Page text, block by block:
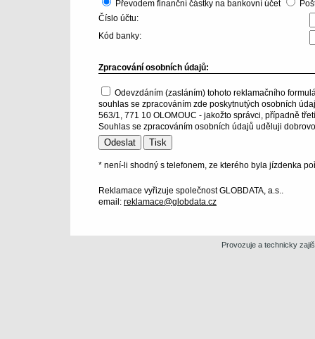
Převodem finanční částky na bankovní účet
Číslo účtu:
Kód banky:
Zpracování osobních údajů:
Odevzdáním (zasláním) tohoto reklamačního
souhlas se zpracováním zde poskytnutých osobních
563/1, 771 10 OLOMOUC - jakožto správci, případně
Souhlas se zpracováním osobních údajů uděluji
* není-li shodný s telefonem, ze kterého byla jízdenka
Reklamace vyřizuje společnost GLOBDATA, a.s..
email: reklamace@globdata.cz
Provozuje a technicky